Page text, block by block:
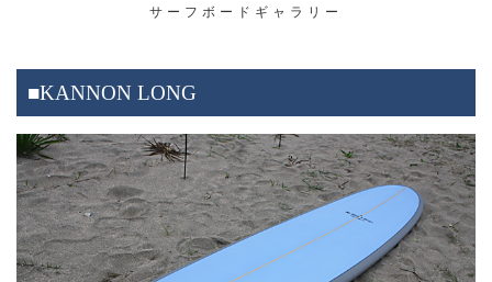
サーフボードギャラリー
■KANNON LONG